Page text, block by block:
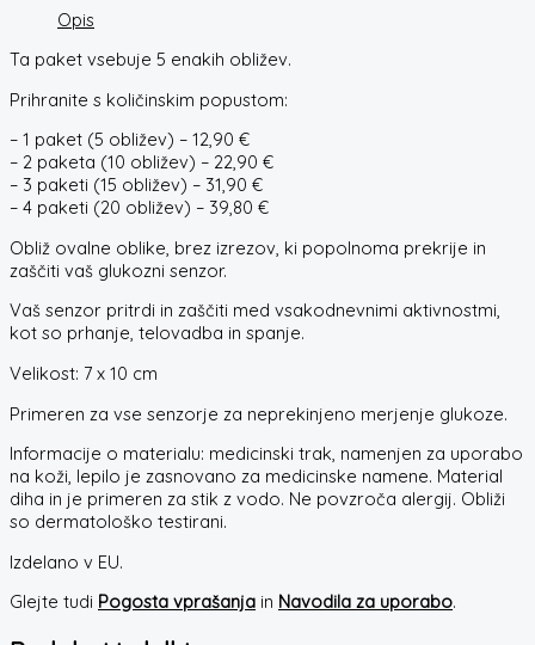
Opis
Ta paket vsebuje 5 enakih obližev.
Prihranite s količinskim popustom:
– 1 paket (5 obližev) – 12,90 €
– 2 paketa (10 obližev) – 22,90 €
– 3 paketi (15 obližev) – 31,90 €
– 4 paketi (20 obližev) – 39,80 €
Obliž ovalne oblike, brez izrezov, ki popolnoma prekrije in
zaščiti vaš glukozni senzor.
Vaš senzor pritrdi in zaščiti med vsakodnevnimi aktivnostmi,
kot so prhanje, telovadba in spanje.
Velikost: 7 x 10 cm
Primeren za vse senzorje za neprekinjeno merjenje glukoze.
Informacije o materialu: medicinski trak, namenjen za uporabo
na koži, lepilo je zasnovano za medicinske namene. Material
diha in je primeren za stik z vodo. Ne povzroča alergij. Obliži
so dermatološko testirani.
Izdelano v EU.
Glejte tudi Pogosta vprašanja in Navodila za uporabo.